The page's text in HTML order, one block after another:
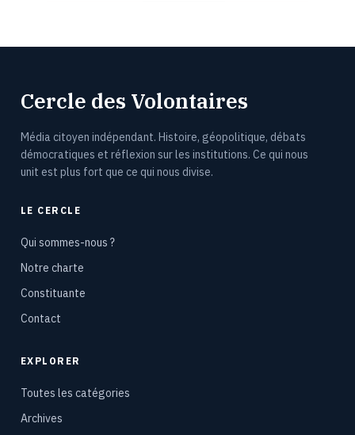
Cercle des Volontaires
Média citoyen indépendant. Histoire, géopolitique, débats
démocratiques et réflexion sur les institutions. Ce qui nous
unit est plus fort que ce qui nous divise.
LE CERCLE
Qui sommes-nous ?
Notre charte
Constituante
Contact
EXPLORER
Toutes les catégories
Archives